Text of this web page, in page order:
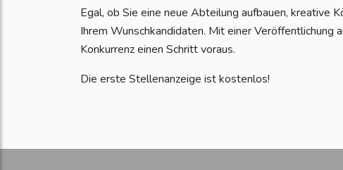
Egal, ob Sie eine neue Abteilung aufbauen, kreative
Ihrem Wunschkandidaten. Mit einer
Konkurrenz einen Schritt voraus.
Die erste Stellenanzeige ist kostenlos!